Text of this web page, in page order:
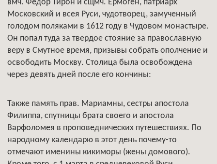
вмч. Федор Тирон и сщмч. Ермоген, патриарх
Московский и всея Руси, чудотворец, замученный
голодом поляками в 1612 году в Чудовом монастыре.
Он попал туда за твердое стояние за православную
веру в Смутное время, призывы собрать ополчение и
освободить Москву. Столица была освобождена
через девять дней после его кончины:
Также память прав. Мариамны, сестры апостола
Филиппа, спутницы брата своего и апостола
Варфоломея в проповеднических путешествиях. По
народному календарю в этот день почему-то
отмечают именины кикиморы (жены домового).